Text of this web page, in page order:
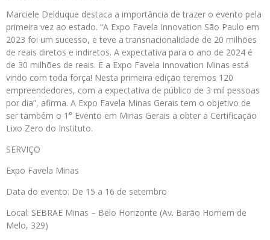
Marciele Delduque destaca a importância de trazer o evento pela
primeira vez ao estado. “A Expo Favela Innovation São Paulo em
2023 foi um sucesso, e teve a transnacionalidade de 20 milhões
de reais diretos e indiretos. A expectativa para o ano de 2024 é
de 30 milhões de reais. E a Expo Favela Innovation Minas está
vindo com toda força! Nesta primeira edição teremos 120
empreendedores, com a expectativa de público de 3 mil pessoas
por dia”, afirma. A Expo Favela Minas Gerais tem o objetivo de
ser também o 1° Evento em Minas Gerais a obter a Certificação
Lixo Zero do Instituto.
SERVIÇO
Expo Favela Minas
Data do evento: De 15 a 16 de setembro
Local: SEBRAE Minas – Belo Horizonte (Av. Barão Homem de
Melo, 329)